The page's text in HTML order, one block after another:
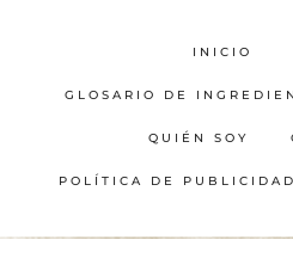
INICIO
GLOSARIO DE
QUIÉN SOY
POLÍTICA DE